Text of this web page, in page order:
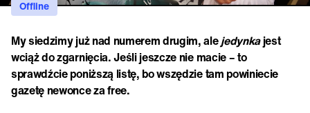
Offline
My siedzimy już nad numerem drugim, alejedynkajest
wciąż do zgarnięcia. Jeśli jeszcze nie macie – to
sprawdźcie poniższą listę, bo wszędzie tam powiniecie
gazetę newonce za free.